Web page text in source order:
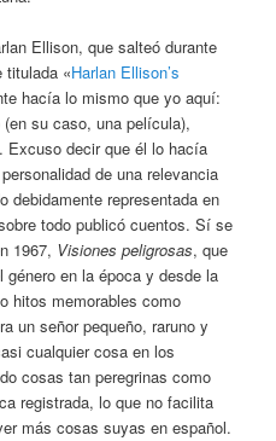
Ellison, que salteó durante
titulada «Harlan Ellison’s
hacía lo mismo que yo aquí:
su caso, una película),
Excuso decir que él lo hacía
de una relevancia
debidamente representada en
todo publicó cuentos. Sí se
1967, Visiones peligrosas, que
género en la época y desde la
hitos memorables como
un señor pequeño, raruno y
cualquier cosa en los
cosas tan peregrinas como
registrada, lo que no facilita
más cosas suyas en español.